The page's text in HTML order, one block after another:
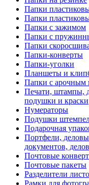
Папки
Папки
Папки с зажимом
Папки с
Папки
Папки-конверты
Папки-уголки
Планшеты и
Папки с арочным
Печати, штампы,
подушки и краски
Нумераторы
Подушки
Подарочная
Портфели,
документов,
Почтовые
Почтовые пакеты
Разделители
Рамки для